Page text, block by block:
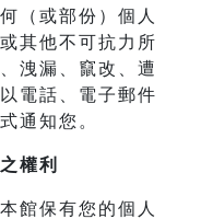
（或部份）個人
其他不可抗力所
洩漏、竄改、遭
電話、電子郵件
通知您。
權利
館保有您的個人